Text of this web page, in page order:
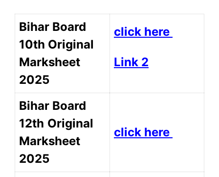
Bihar Board
10th Original
Marksheet
2025
click here
Link 2
Bihar Board
12th Original
Marksheet
2025
click here